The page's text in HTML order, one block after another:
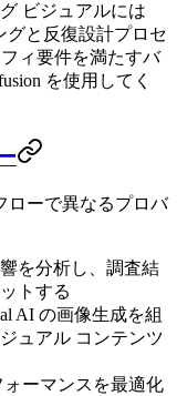
ビジュアルには
グと反復設計プロセ
ィ要件を満たすバ
を使用してく
ローで異なるプロバ
を分析し、調査結
トする
AI の画像生成を組
ュアル コンテンツ
ーマンスを最適化